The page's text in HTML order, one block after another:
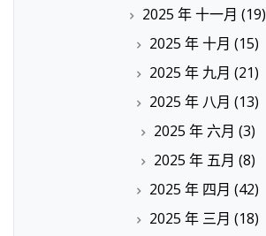
2025 年 十一月 (19)
2025 年 十月 (15)
2025 年 九月 (21)
2025 年 八月 (13)
2025 年 六月 (3)
2025 年 五月 (8)
2025 年 四月 (42)
2025 年 三月 (18)